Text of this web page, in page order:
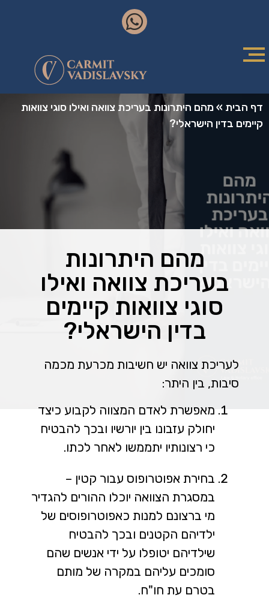
דף הבית »מהם היתרונות בעריכת צוואה ואילו סוגי צוואות
קיימים בדין הישראלי?
מהם היתרונות
בעריכת צוואה ואילו
סוגי צוואות קיימים
בדין הישראלי?
לעריכת צוואה יש חשיבות מכרעת מכמה
סיבות, בין היתר:
מאפשרת לאדם המצווה לקבוע כיצד
יחולק עזבונו בין יורשיו ובכך להבטיח
כי רצונותיו יתממשו לאחר לכתו.
בחירת אפוטרופוס עבור קטין –
במסגרת הצוואה יוכלו ההורים להגדיר
מי ברצונם למנות כאפוטרופוסים של
ילדיהם הקטנים ובכך להבטיח
שילדיהם יטופלו על ידי אנשים שהם
סומכים עליהם במקרה של מותם
בטרם עת חו"ח.